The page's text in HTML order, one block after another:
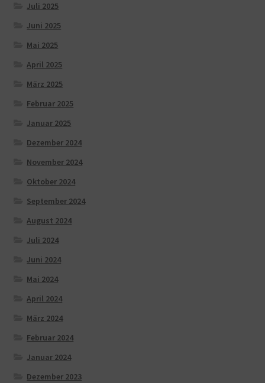
Juli 2025
Juni 2025
Mai 2025
April 2025
März 2025
Februar 2025
Januar 2025
Dezember 2024
November 2024
Oktober 2024
September 2024
August 2024
Juli 2024
Juni 2024
Mai 2024
April 2024
März 2024
Februar 2024
Januar 2024
Dezember 2023